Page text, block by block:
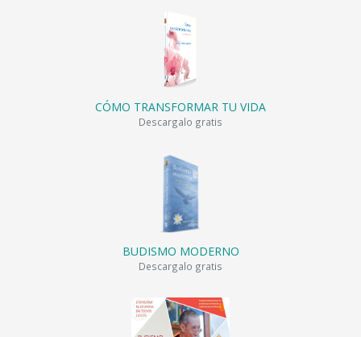
CÓMO TRANSFORMAR TU VIDA
Descargalo gratis
BUDISMO MODERNO
Descargalo gratis